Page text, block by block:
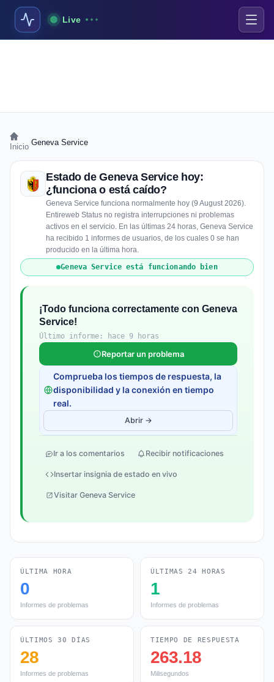
Live
Inicio Geneva Service
Estado de Geneva Service hoy:
¿funciona o está caído?
Geneva Service funciona normalmente hoy (9 August 2026).
Entireweb Status no registra interrupciones ni problemas
activos en el servicio. En las últimas 24 horas, Geneva Service
ha recibido 1 informes de usuarios, de los cuales 0 se han
producido en la última hora.
Geneva Service está funcionando bien
¡Todo funciona correctamente con Geneva
Service!
Último informe: hace 9 horas
Reportar un problema
Comprueba los tiempos de respuesta, la
disponibilidad y la conexión en tiempo
real.
Abrir →
Ir a los comentarios Recibir notificaciones
Insertar insignia de estado en vivo
Visitar Geneva Service
ÚLTIMA HORA
0
Informes de problemas
ÚLTIMAS 24 HORAS
1
Informes de problemas
ÚLTIMOS 30 DÍAS
28
Informes de problemas
TIEMPO DE RESPUESTA
263.18
Milisegundos